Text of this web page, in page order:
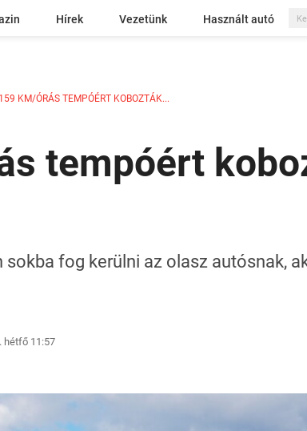
Hírek Vezetünk Használt autó
159 KM/ÓRÁS TEMPÓÉRT KOBOZTÁK...
tempóért
sokba fog kerülni az olasz autósnak,
hétfő 11:57